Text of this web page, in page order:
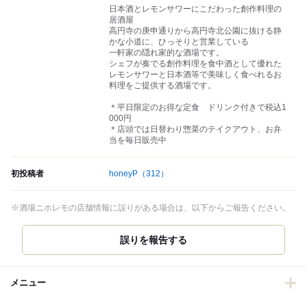
日本酒とレモンサワーにこだわった創作料理の
居酒屋
高円寺の庚申通りから高円寺北公園に抜ける静
かな小道に、ひっそりと営業している
一軒家の隠れ家的な酒場です。
シェフが奏でる創作料理を食中酒として優れた
レモンサワーと日本酒等で美味しく食べれるお
料理をご提供する酒場です。
＊平日限定のお得な定食 ドリンク付きで税込1
000円
＊店頭では日替わり惣菜のテイクアウト、お弁
当を毎日販売中
初投稿者 honeyP （312）
※酒場ニホレモの店舗情報に誤りがある場合は、以下からご報告ください。
誤りを報告する
メニュー